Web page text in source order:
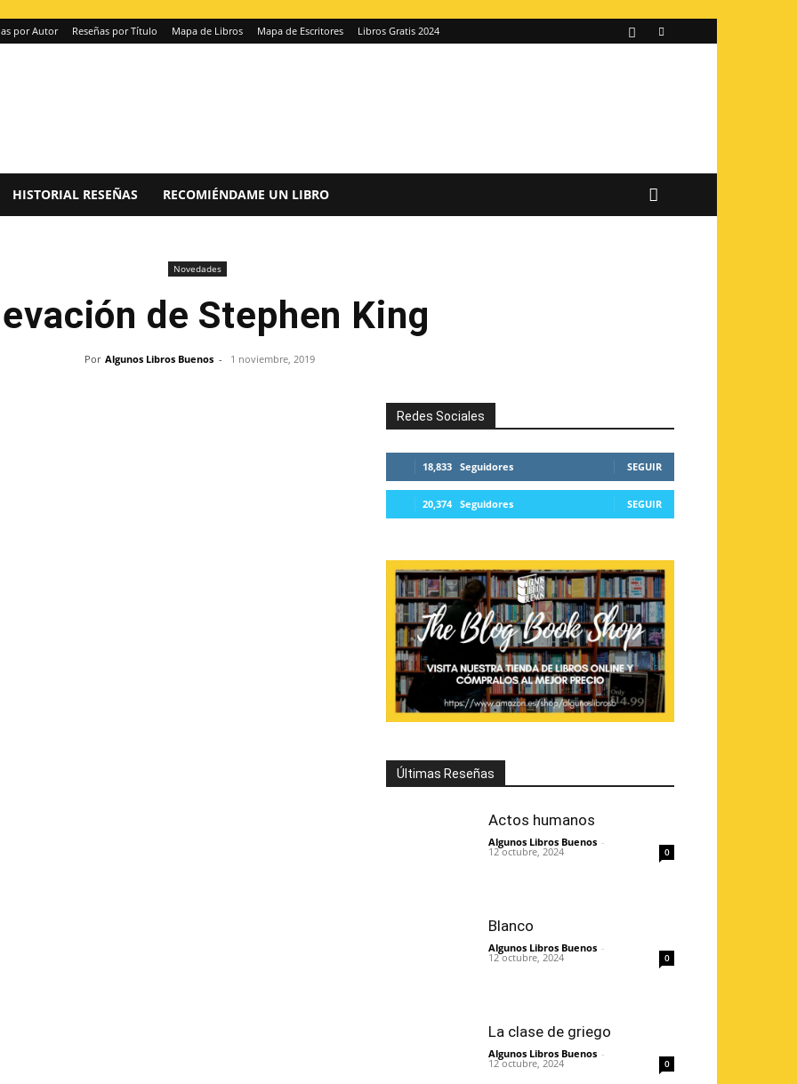
por Autor Reseñas por Título Mapa de Libros Mapa de Escritores Libros Gratis 2024
HISTORIAL RESEÑAS RECOMIÉNDAME UN LIBRO
Novedades
de Stephen King
Por Algunos Libros Buenos - 1 noviembre, 2019
Redes Sociales
18,833 Seguidores SEGUIR
20,374 Seguidores SEGUIR
Últimas Reseñas
Actos humanos
Algunos Libros Buenos -
12 octubre, 2024 0
Blanco
Algunos Libros Buenos -
12 octubre, 2024 0
La clase de griego
Algunos Libros Buenos -
12 octubre, 2024 0